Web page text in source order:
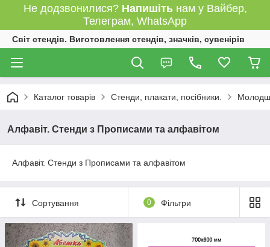
Не додзвонилися? Напишітьнам у Вайбер,
Телеграм, WhatsApp
Світ стендів. Виготовлення стендів, значків, сувенірів
Каталог товарів Стенди, плакати, посібники.
Алфавіт. Стенди з Прописами та алфавітом
Алфавіт. Стенди з Прописами та алфавітом
Сортування 0 Фільтри